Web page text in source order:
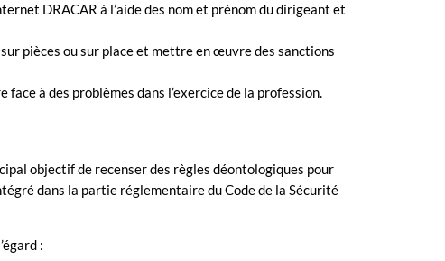
DRACAR à l’aide des nom et prénom du dirigeant et
pièces ou sur place et mettre en œuvre des sanctions
à des problèmes dans l’exercice de la profession.
objectif de recenser des règles déontologiques pour
dans la partie réglementaire du Code de la Sécurité
: